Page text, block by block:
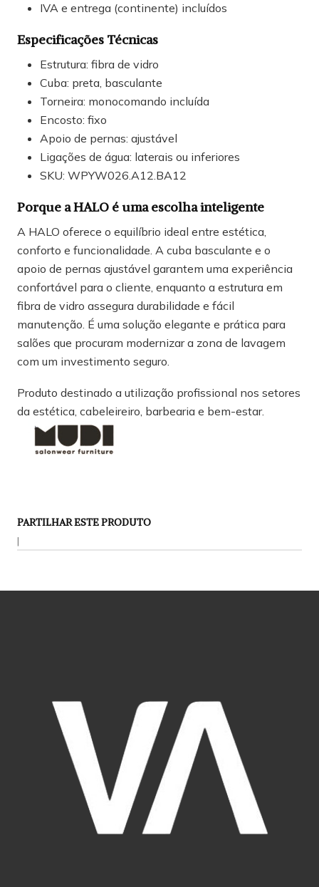
IVA e entrega (continente) incluídos
Especificações Técnicas
Estrutura: fibra de vidro
Cuba: preta, basculante
Torneira: monocomando incluída
Encosto: fixo
Apoio de pernas: ajustável
Ligações de água: laterais ou inferiores
SKU: WPYW026.A12.BA12
Porque a HALO é uma escolha inteligente
A HALO oferece o equilíbrio ideal entre estética,
conforto e funcionalidade. A cuba basculante e o
apoio de pernas ajustável garantem uma experiência
confortável para o cliente, enquanto a estrutura em
fibra de vidro assegura durabilidade e fácil
manutenção. É uma solução elegante e prática para
salões que procuram modernizar a zona de lavagem
com um investimento seguro.
Produto destinado a utilização profissional nos setores
da estética, cabeleireiro, barbearia e bem-estar.
PARTILHAR ESTE PRODUTO
|